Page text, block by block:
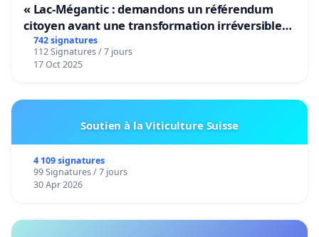
« Lac-Mégantic : demandons un référendum
citoyen avant une transformation irréversible
de notre territoire »
742 signatures
112 Signatures / 7 jours
17 Oct 2025
Soutien à la Viticulture Suisse
4 109 signatures
99 Signatures / 7 jours
30 Apr 2026